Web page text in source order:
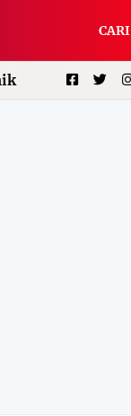
CARI